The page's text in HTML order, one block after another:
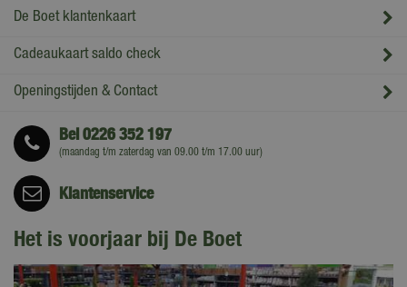
De Boet klantenkaart
Cadeaukaart saldo check
Openingstijden & Contact
Bel0226 352 197
(maandag t/m zaterdag van 09.00 t/m 17.00 uur)
Klantenservice
Het is voorjaar bij De Boet